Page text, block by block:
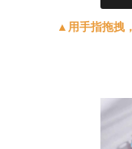
▲用手指拖拽